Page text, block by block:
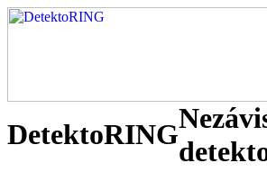
DetektoRING